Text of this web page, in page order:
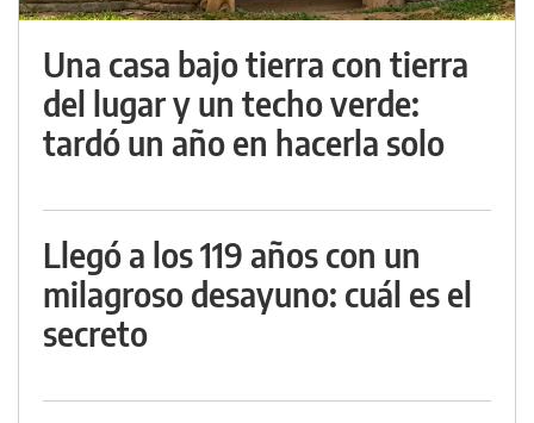
Una casa bajo tierra con tierra
del lugar y un techo verde:
tardó un año en hacerla solo
Llegó a los 119 años con un
milagroso desayuno: cuál es el
secreto